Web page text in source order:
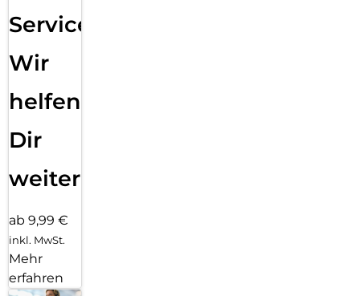
Service:
Wir
helfen
Dir
weiter
ab 9,99 €
inkl. MwSt.
Mehr
erfahren